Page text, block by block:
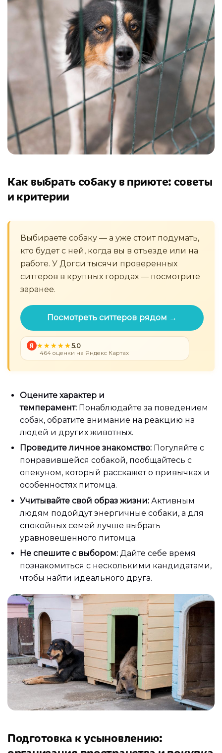
Как выбрать собаку в приюте: советы
и критерии
Выбираете собаку — а уже стоит подумать,
кто будет с ней, когда вы в отъезде или на
работе. У Догси тысячи проверенных
ситтеров в крупных городах — посмотрите
заранее.
Посмотреть ситтеров рядом →
Я 5.0
464 оценки на Яндекс Картах
Оцените характер и
темперамент: Понаблюдайте за поведением
собак, обратите внимание на реакцию на
людей и других животных.
Проведите личное знакомство: Погуляйте с
понравившейся собакой, пообщайтесь с
опекуном, который расскажет о привычках и
особенностях питомца.
Учитывайте свой образ жизни: Активным
людям подойдут энергичные собаки, а для
спокойных семей лучше выбрать
уравновешенного питомца.
Не спешите с выбором: Дайте себе время
познакомиться с несколькими кандидатами,
чтобы найти идеального друга.
Подготовка к усыновлению: